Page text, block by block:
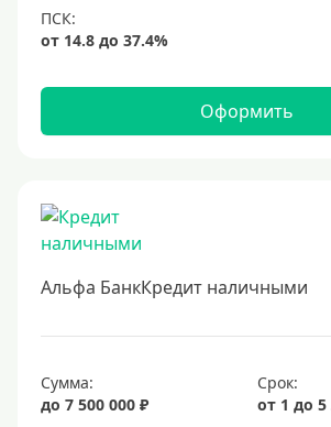
30 лет
2 месяца
3 месяца
Ставка
Низкий процент
6%
6,5%
Оформить
Альфа БанкКредит наличными
Сумма:
до 7 500 000 ₽
Срок:
от 1 до 5